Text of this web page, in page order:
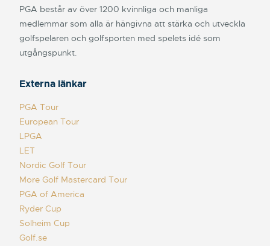
PGA består av över 1200 kvinnliga och manliga
medlemmar som alla är hängivna att stärka och utveckla
golfspelaren och golfsporten med spelets idé som
utgångspunkt.
Externa länkar
PGA Tour
European Tour
LPGA
LET
Nordic Golf Tour
More Golf Mastercard Tour
PGA of America
Ryder Cup
Solheim Cup
Golf.se